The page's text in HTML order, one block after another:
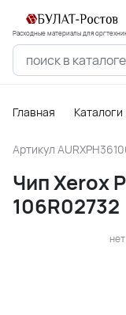
Расходные материалы для
Главная Каталоги
Артикул
Чип Xerox